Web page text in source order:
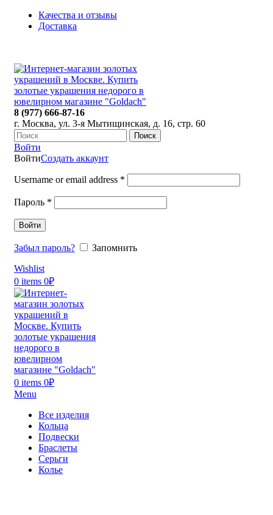
Качества и отзывы
Доставка
8 (977) 666-87-16
г. Москва, ул. 3-я Мытищинская, д. 16, стр. 60
Поиск
Войти
ВойтиСоздать аккаунт
Username or email address *
Пароль *
Войти
Забыл пароль?
Запомнить
Wishlist
0 items 0₽
0 items 0₽
Menu
Все изделия
Кольца
Подвески
Браслеты
Серьги
Колье